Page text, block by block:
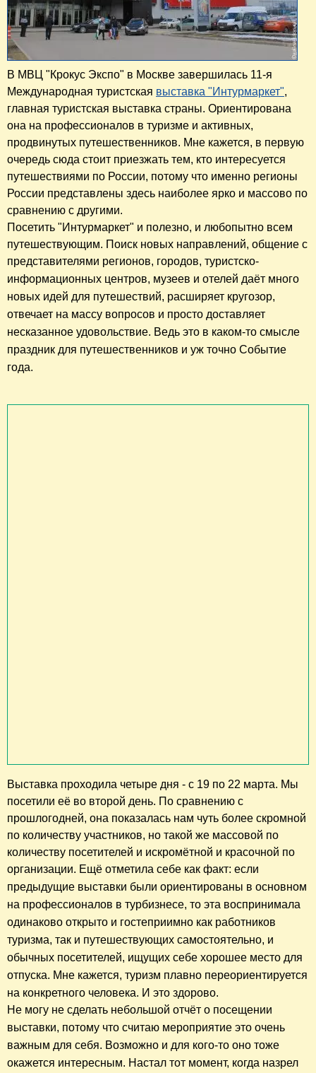
В МВЦ "Крокус Экспо" в Москве завершилась 11-я
Международная туристская выставка "Интурмаркет",
главная туристская выставка страны. Ориентирована
она на профессионалов в туризме и активных,
продвинутых путешественников. Мне кажется, в первую
очередь сюда стоит приезжать тем, кто интересуется
путешествиями по России, потому что именно регионы
России представлены здесь наиболее ярко и массово по
сравнению с другими.
Посетить "Интурмаркет" и полезно, и любопытно всем
путешествующим. Поиск новых направлений, общение с
представителями регионов, городов, туристско-
информационных центров, музеев и отелей даёт много
новых идей для путешествий, расширяет кругозор,
отвечает на массу вопросов и просто доставляет
несказанное удовольствие. Ведь это в каком-то смысле
праздник для путешественников и уж точно Событие
года.
Выставка проходила четыре дня - с 19 по 22 марта. Мы
посетили её во второй день. По сравнению с
прошлогодней, она показалась нам чуть более скромной
по количеству участников, но такой же массовой по
количеству посетителей и искромётной и красочной по
организации. Ещё отметила себе как факт: если
предыдущие выставки были ориентированы в основном
на профессионалов в турбизнесе, то эта воспринимала
одинаково открыто и гостеприимно как работников
туризма, так и путешествующих самостоятельно, и
обычных посетителей, ищущих себе хорошее место для
отпуска. Мне кажется, туризм плавно переориентируется
на конкретного человека. И это здорово.
Не могу не сделать небольшой отчёт о посещении
выставки, потому что считаю мероприятие это очень
важным для себя. Возможно и для кого-то оно тоже
окажется интересным. Настал тот момент, когда назрел